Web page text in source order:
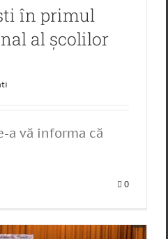
în primul
al școlilor
a vă informa că
0